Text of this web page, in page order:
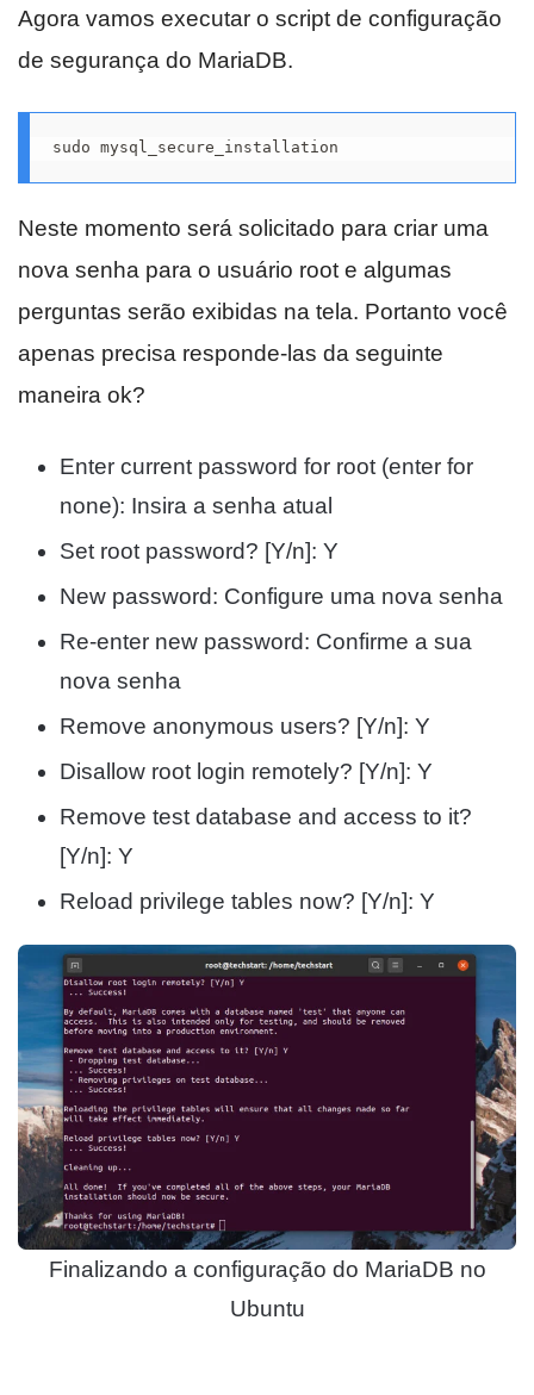
Agora vamos executar o script de configuração
de segurança do MariaDB.
sudo mysql_secure_installation
Neste momento será solicitado para criar uma
nova senha para o usuário root e algumas
perguntas serão exibidas na tela. Portanto você
apenas precisa responde-las da seguinte
maneira ok?
Enter current password for root (enter for
none): Insira a senha atual
Set root password? [Y/n]: Y
New password: Configure uma nova senha
Re-enter new password: Confirme a sua
nova senha
Remove anonymous users? [Y/n]: Y
Disallow root login remotely? [Y/n]: Y
Remove test database and access to it?
[Y/n]: Y
Reload privilege tables now? [Y/n]: Y
Finalizando a configuração do MariaDB no
Ubuntu